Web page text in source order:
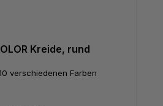
Kreide, rund
verschiedenen Farben